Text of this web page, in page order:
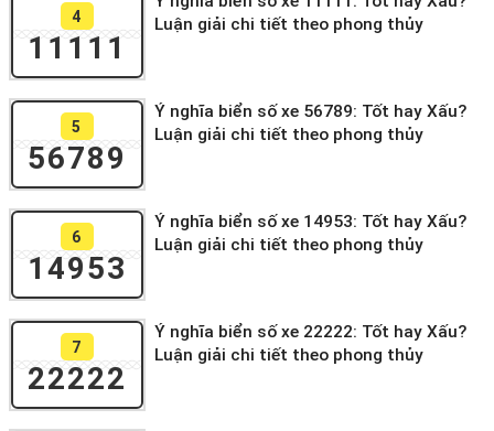
4
11111
Luận giải chi tiết theo phong thủy
5
56789
Ý nghĩa biển số xe 56789: Tốt hay Xấu?
Luận giải chi tiết theo phong thủy
6
14953
Ý nghĩa biển số xe 14953: Tốt hay Xấu?
Luận giải chi tiết theo phong thủy
7
22222
Ý nghĩa biển số xe 22222: Tốt hay Xấu?
Luận giải chi tiết theo phong thủy